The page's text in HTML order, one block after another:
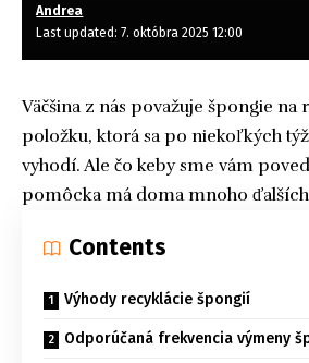
Last updated: 7. októbra 2025 12:00
Andrea
Väčšina z nás považuje špongie na
položku, ktorá sa po niekoľkých
vyhodí. Ale čo keby sme vám
pomôcka má doma mnoho
Contents
Výhody recyklácie špongií
Odporúčaná frekvencia výmeny